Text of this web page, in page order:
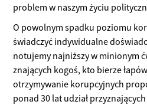
problem w naszym życiu
O powolnym spadku poziomu
świadczyć indywidualne
notujemy najniższy w minionym
znających kogoś, kto bierze
otrzymywanie korupcyjnych
ponad 30 lat udział